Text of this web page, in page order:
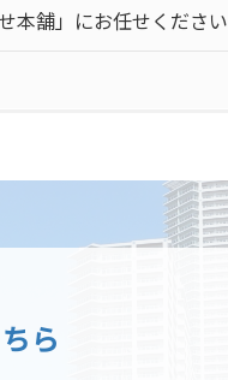
本舗」にお任せください
ら